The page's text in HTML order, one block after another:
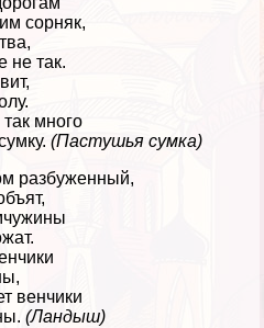
сорняк,
не так.
много
(Пастушья сумка)
разбуженный,
венчики
(Ландыш)